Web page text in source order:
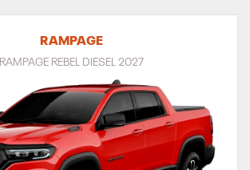
RAMPAGE
RAMPAGE REBEL DIESEL 2027